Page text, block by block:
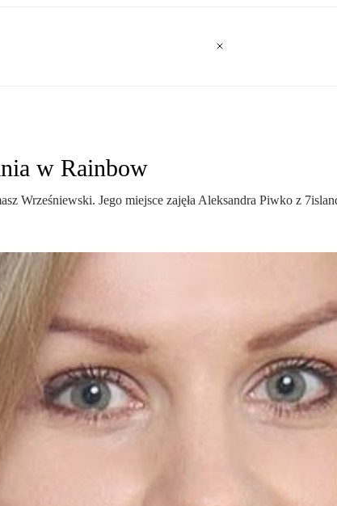
w Rainbow
Wrześniewski. Jego miejsce zajęła Aleksandra Piwko z